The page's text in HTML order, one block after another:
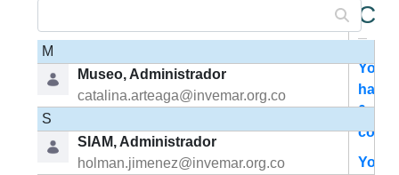
M
Museo, Administrador
catalina.arteaga@invemar.org.co
S
SIAM, Administrador
holman.jimenez@invemar.org.co
You
have
0
You